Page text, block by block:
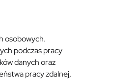
osobowych.
podczas pracy
danych oraz
pracy zdalnej,